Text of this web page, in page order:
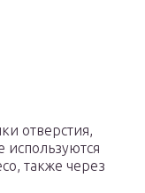
отверстия,
используются
также через